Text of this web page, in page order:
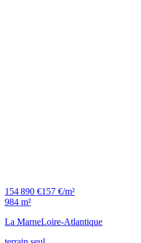
154 890 €157 €/m²
984 m²
La MarneLoire-Atlantique